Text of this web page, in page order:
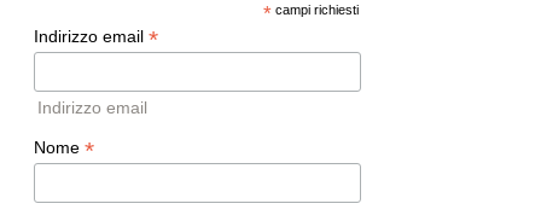
*campi richiesti
Indirizzo email *
Indirizzo email
Nome *